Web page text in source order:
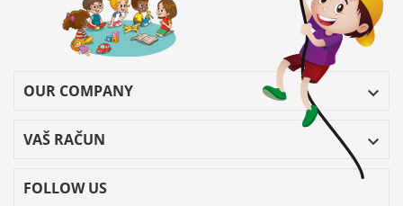
OUR COMPANY 
VAŠ RAČUN 
FOLLOW US